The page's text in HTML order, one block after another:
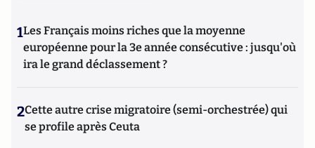
1Les Français moins riches que la moyenne
européenne pour la 3e année consécutive : jusqu'où
ira le grand déclassement ?
2Cette autre crise migratoire (semi-orchestrée) qui
se profile après Ceuta